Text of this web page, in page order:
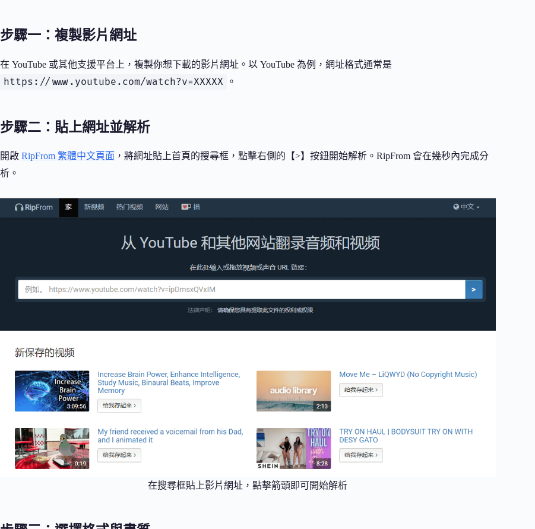
步驟一：複製影片網址
在 YouTube 或其他支援平台上，複製你想下載的影片網址。以 YouTube 為例，網址格式通常是
https://www.youtube.com/watch?v=XXXXX 。
步驟二：貼上網址並解析
開啟 RipFrom 繁體中文頁面 ，將網址貼上首頁的搜尋框，點擊右側的【>】按鈕開始解析。RipFrom 會在幾秒內完成分
析。
在搜尋框貼上影片網址，點擊箭頭即可開始解析